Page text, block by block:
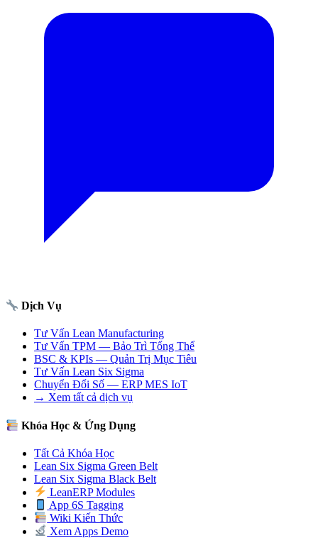
Dịch Vụ
Tư Vấn Lean Manufacturing
Tư Vấn TPM — Bảo Trì Tổng Thể
BSC & KPIs — Quản Trị Mục Tiêu
Tư Vấn Lean Six Sigma
Chuyển Đổi Số — ERP MES IoT
→ Xem tất cả dịch vụ
Khóa Học & Ứng Dụng
Tất Cả Khóa Học
Lean Six Sigma Green Belt
Lean Six Sigma Black Belt
LeanERP Modules
App 6S Tagging
Wiki Kiến Thức
Xem Apps Demo